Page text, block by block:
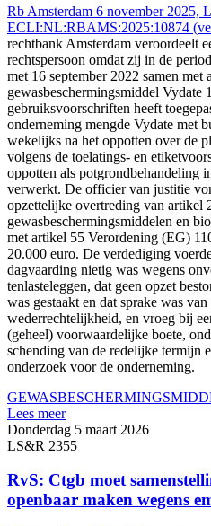
Rb Amsterdam 6 november 2025,
ECLI:NL:RBAMS:2025:10874
rechtbank Amsterdam veroordeelt
rechtspersoon omdat zij in de
met 16 september 2022 samen met
gewasbeschermingsmiddel Vydate
gebruiksvoorschriften heeft
onderneming mengde Vydate met
wekelijks na het oppotten over de
volgens de toelatings- en
oppotten als potgrondbehandeling
verwerkt. De officier van justitie
opzettelijke overtreding van artikel
gewasbeschermingsmiddelen en
met artikel 55 Verordening (EG)
20.000 euro. De verdediging
dagvaarding nietig was wegens
tenlasteleggen, dat geen opzet
was gestaakt en dat sprake was
wederrechtelijkheid, en vroeg bij
(geheel) voorwaardelijke boete,
schending van de redelijke termijn
onderzoek voor de onderneming.
Lees meer
Donderdag 5 maart 2026
LS&R 2355
RvS: Ctgb moet
openbaar maken wegens